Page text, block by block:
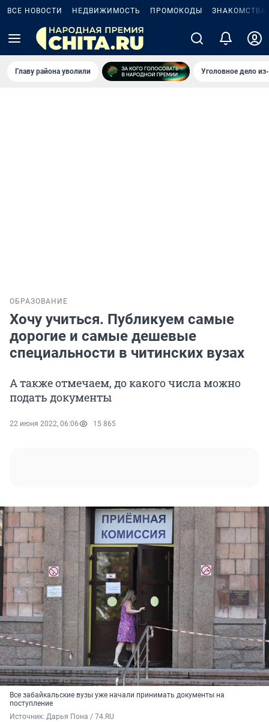
ВСЕ НОВОСТИ НЕДВИЖИМОСТЬ ПРОМОКОДЫ ЗНАКОМСТВА
Главу района уволили Уголовное дело
ОБРАЗОВАНИЕ
Хочу учиться. Публикуем самые
дорогие и самые дешевые
специальности в читинских вузах
А также отмечаем, до какого числа можно
подать документы
22 июня 2022, 06:06 15 865
Все забайкальские вузы уже начали принимать документы на
поступление
Источник: Дарья Пона / 74.RU